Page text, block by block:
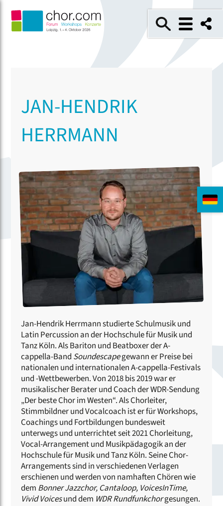
JAN-HENDRIK
HERRMANN
Jan-Hendrik Herrmann studierte Schulmusik und
Latin Percussion an der Hochschule für Musik und
Tanz Köln. Als Bariton und Beatboxer der A-
cappella-Band Soundescapegewann er Preise bei
nationalen und internationalen A-cappella-Festivals
und -Wettbewerben. Von 2018 bis 2019 war er
musikalischer Berater und Coach der WDR-Sendung
„Der beste Chor im Westen“. Als Chorleiter,
Stimmbildner und Vocalcoach ist er für Workshops,
Coachings und Fortbildungen bundesweit
unterwegs und unterrichtet seit 2021 Chorleitung,
Vocal-Arrangement und Musikpädagogik an der
Hochschule für Musik und Tanz Köln. Seine Chor-
Arrangements sind in verschiedenen Verlagen
erschienen und werden von namhaften Chören wie
dem Bonner Jazzchor, Cantaloop, VoicesInTime,
Vivid Voicesund dem WDR Rundfunkchorgesungen.